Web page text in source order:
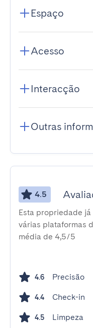
Espaço
Acesso
Interacção
Outras
4.5
Esta propriedade
várias plataformas
média de 4,5/5
4.6 Precisão
4.4 Check-in
4.5 Limpeza